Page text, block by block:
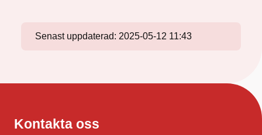
Senast uppdaterad: 2025-05-12 11:43
Kontakta oss